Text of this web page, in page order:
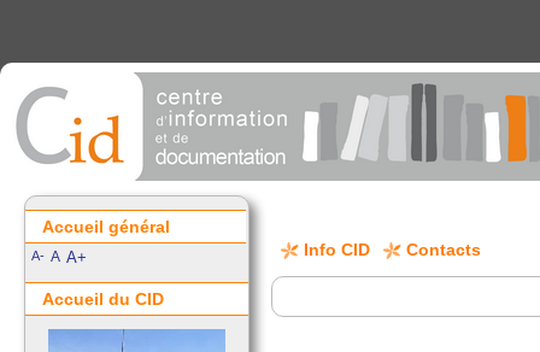
Info CID Contacts
Accueil général
A- A A+
Accueil du CID